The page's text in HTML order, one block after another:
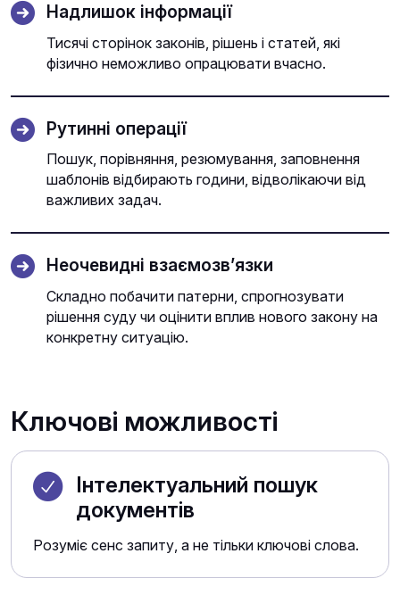
Надлишок інформації
Тисячі сторінок законів, рішень і статей, які
фізично неможливо опрацювати вчасно.
Рутинні операції
Пошук, порівняння, резюмування, заповнення
шаблонів відбирають години, відволікаючи від
важливих задач.
Неочевидні взаємозв’язки
Складно побачити патерни, спрогнозувати
рішення суду чи оцінити вплив нового закону на
конкретну ситуацію.
Ключові можливості
Інтелектуальний пошук
документів
Розуміє сенс запиту, а не тільки ключові слова.